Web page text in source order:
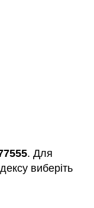
. Для
виберіть